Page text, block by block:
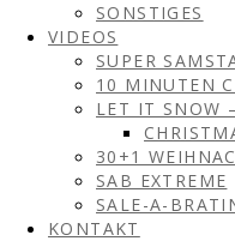
SONSTIGES
VIDEOS
SUPER
10 MINUTEN
LET IT SNOW
30+1
SAB EXTREME
SALE-A-
KONTAKT